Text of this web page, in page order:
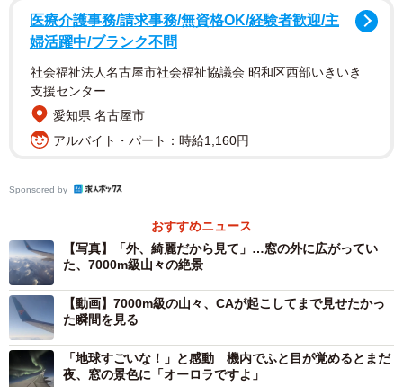
列分の3席を使って、横になって寝ていました。周りの乗客
も同じように横になっていましたね」とのこと。移動時間
好の環境だったそうですが、そんな“快適な機内ベッド”状態
のところに、ひとりのCAが近づいてきたといいます。
だから見てみて』と言われたんです。正直その時は“マジ
ら、乗客もCAもみんな窓の外を見ていて。“あ、これは何か
来るな”と。そこから前方の景色を見たら、山々が見え始め
ていたんです」
その数十秒後、視界の先に現れたのが、朝日を背に輪郭を
浮かび上がらせる7000m級の連山でした。
医療介護事務/請求事務/無資格OK/経験者歓迎/主
婦活躍中/ブランク不問
社会福祉法人名古屋市社会福祉協議会 昭和区西部いきいき
支援センター
愛知県 名古屋市
アルバイト・パート：時給1,160円
Sponsored by
おすすめニュース
【写真】「外、綺麗だから見て」…窓の外に広がってい
た、7000m級山々の絶景
【動画】7000m級の山々、CAが起こしてまで見せたかっ
た瞬間を見る
「地球すごいな！」と感動 機内でふと目が覚めるとまだ
夜、窓の景色に「オーロラですよ」